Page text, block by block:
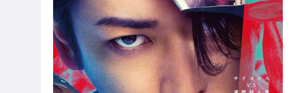
BD25卡通動漫電影
BD25藍光中港台電影
BD25藍光其它國家電影
BD25藍光情色電影